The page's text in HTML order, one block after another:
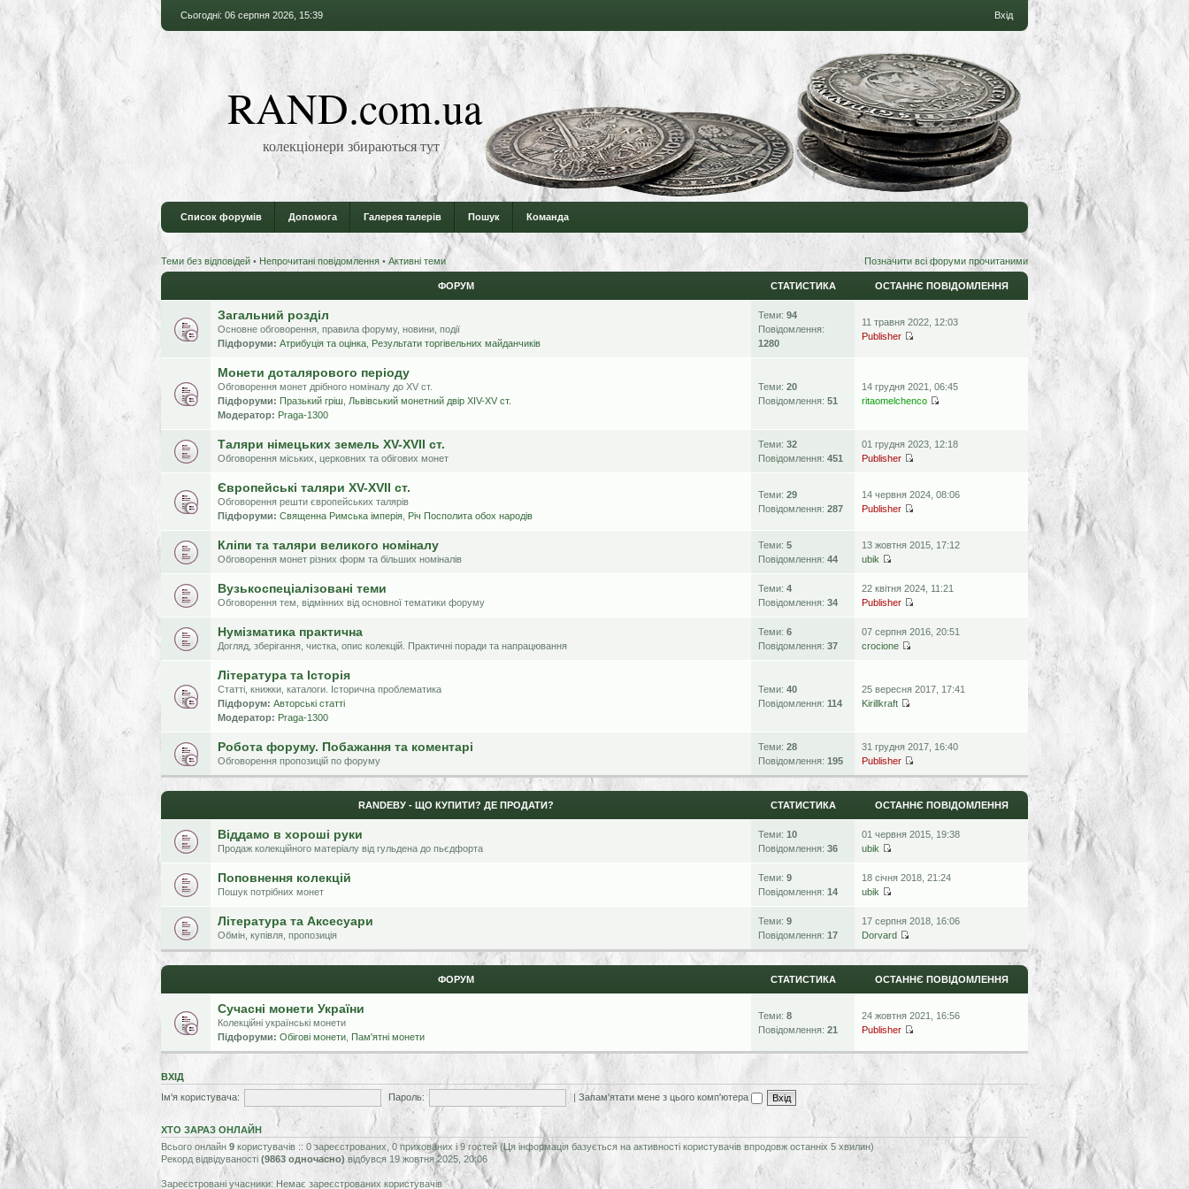
Сьогодні: 06 серпня 2026, 15:39 Вхід
RAND.com.ua
колекціонери збираються тут
Список форумів Допомога Галерея талерів Пошук Команда
Теми без відповідей • Непрочитані повідомлення • Активні теми Позначити всі форуми прочитаними
ФОРУМ СТАТИСТИКА ОСТАННЄ ПОВІДОМЛЕННЯ
Загальний розділ
Основне обговорення, правила форуму, новини, події
Підфоруми: Атрибуція та оцінка Результати торгівельних майданчиків
Теми: 94
Повідомлення:
1280
11 травня 2022, 12:03
Publisher
Монети доталярового періоду
Обговорення монет дрібного номіналу до XV ст.
Підфоруми: Празький гріш
Львівський монетний двір XIV-XV ст.
Модератор: Praga-1300
Теми: 20
Повідомлення: 51
14 грудня 2021, 06:45
ritaomelchenco
Таляри німецьких земель XV-XVII ст.
Обговорення міських, церковних та обігових монет
Теми: 32
Повідомлення: 451
01 грудня 2023, 12:18
Publisher
Європейські таляри XV-XVII ст.
Обговорення решти європейських талярів
Підфоруми: Священна Римська імперія Річ Посполита обох народів
Теми: 29
Повідомлення: 287
14 червня 2024, 08:06
Publisher
Кліпи та таляри великого номіналу
Обговорення монет різних форм та більших номіналів
Теми: 5
Повідомлення: 44
13 жовтня 2015, 17:12
ubik
Вузькоспеціалізовані теми
Обговорення тем, відмінних від основної тематики форуму
Теми: 4
Повідомлення: 34
22 квітня 2024, 11:21
Publisher
Нумізматика практична
Догляд, зберігання, чистка, опис колекцій. Практичні поради та напрацювання
Теми: 6
Повідомлення: 37
07 серпня 2016, 20:51
crocione
Література та Історія
Статті, книжки, каталоги. Історична проблематика
Підфорум: Авторські статті
Модератор: Praga-1300
Теми: 40
Повідомлення: 114
25 вересня 2017, 17:41
Kirillkraft
Робота форуму. Побажання та коментарі
Обговорення пропозицій по форуму
Теми: 28
Повідомлення: 195
31 грудня 2017, 16:40
Publisher
RANDЕВУ - ЩО КУПИТИ? ДЕ ПРОДАТИ? СТАТИСТИКА ОСТАННЄ ПОВІДОМЛЕННЯ
Віддамо в хороші руки
Продаж колекційного матеріалу від гульдена до пьєдфорта
Теми: 10
Повідомлення: 36
01 червня 2015, 19:38
ubik
Поповнення колекцій
Пошук потрібних монет
Теми: 9
Повідомлення: 14
18 січня 2018, 21:24
ubik
Література та Аксесуари
Обмін, купівля, пропозиція
Теми: 9
Повідомлення: 17
17 серпня 2018, 16:06
Dorvard
ФОРУМ СТАТИСТИКА ОСТАННЄ ПОВІДОМЛЕННЯ
Сучасні монети України
Колекційні українські монети
Підфоруми: Обігові монети Пам'ятні монети
Теми: 8
Повідомлення: 21
24 жовтня 2021, 16:56
Publisher
ВХІД
Ім'я користувача:
Пароль: | Запам'ятати мене з цього комп'ютера
ХТО ЗАРАЗ ОНЛАЙН
Всього онлайн 9 користувачів :: 0 зареєстрованих, 0 прихованих і 9 гостей (Ця інформація базується на активності користувачів впродовж останніх 5 хвилин)
Рекорд відвідуваності (9863 одночасно) відбувся 19 жовтня 2025, 20:06
Зареєстровані учасники: Немає зареєстрованих користувачів